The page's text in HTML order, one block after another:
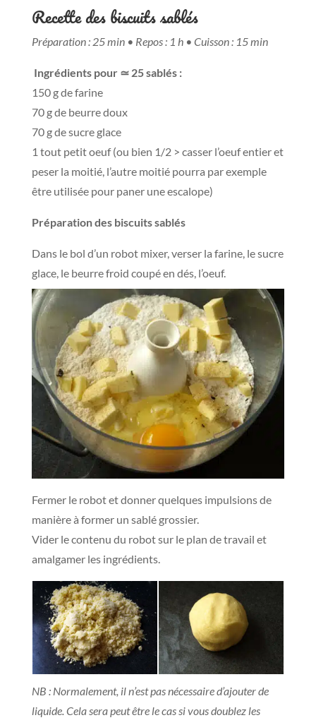
Recette des biscuits sablés
Préparation : 25 min • Repos : 1 h • Cuisson : 15 min
Ingrédients pour ≃ 25 sablés :
150 g de farine
70 g de beurre doux
70 g de sucre glace
1 tout petit oeuf (ou bien 1/2 > casser l’oeuf entier et
peser la moitié, l’autre moitié pourra par exemple
être utilisée pour paner une escalope)
Préparation des biscuits sablés
Dans le bol d’un robot mixer, verser la farine, le sucre
glace, le beurre froid coupé en dés, l’oeuf.
Fermer le robot et donner quelques impulsions de
manière à former un sablé grossier.
Vider le contenu du robot sur le plan de travail et
amalgamer les ingrédients.
NB : Normalement, il n’est pas nécessaire d’ajouter de
liquide. Cela sera peut être le cas si vous doublez les